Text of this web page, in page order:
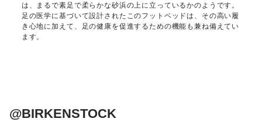
は、まるで素足で柔らかな砂浜の上に立っているかのようです。
足の医学に基づいて設計されたこのフットベッドは、その高い履
き心地に加えて、足の健康を促進するための機能も兼ね備えてい
ます。
@BIRKENSTOCK